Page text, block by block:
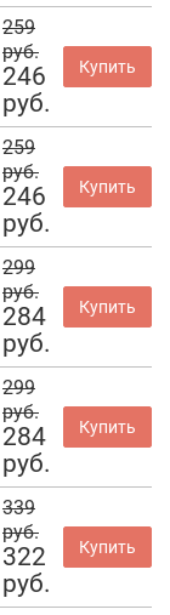
259
руб.
246
руб.
Купить
259
руб.
246
руб.
Купить
299
руб.
284
руб.
Купить
299
руб.
284
руб.
Купить
339
руб.
322
руб.
Купить